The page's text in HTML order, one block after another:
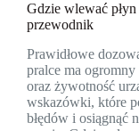
Gdzie wlewać
przewodnik
Prawidłowe
pralce ma
oraz żywotność
wskazówki, które
błędów i osiągnąć